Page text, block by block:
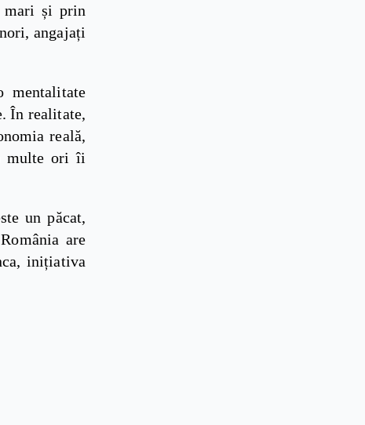
mari și prin
angajați
mentalitate
În realitate,
reală,
multe ori îi
un păcat,
are
inițiativa